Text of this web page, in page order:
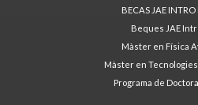
BECAS JAE INTRO
Beques JAE
Màster en Física
Màster en
Programa de